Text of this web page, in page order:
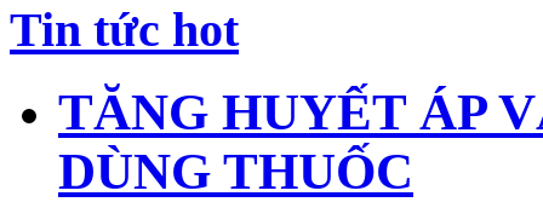
Tin tức hot
TĂNG HUYẾT ÁP
DÙNG THUỐC